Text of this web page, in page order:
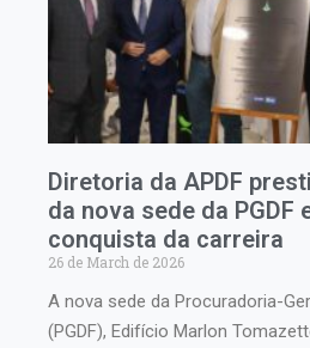
Diretoria da APDF
da nova sede da PGDF
conquista da carreira
26 de March de 2026
A nova sede da Procuradoria-
(PGDF), Edifício Marlon